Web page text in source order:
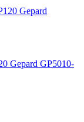
Gepard GP5010-